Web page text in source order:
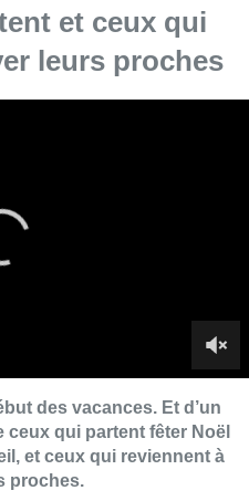
et ceux qui
leurs proches
des vacances. Et d’un
qui partent fêter Noël
et ceux qui reviennent à
proches.